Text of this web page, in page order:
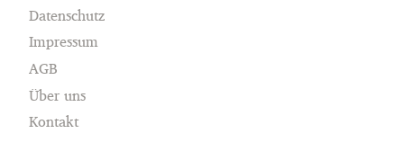
Datenschutz
Impressum
AGB
Über uns
Kontakt